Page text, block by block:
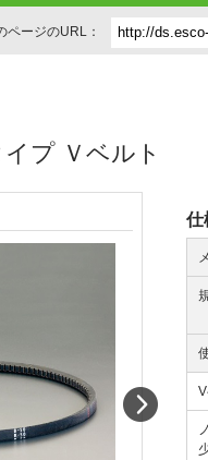
ページのURL：
プ Ｖベルト
仕